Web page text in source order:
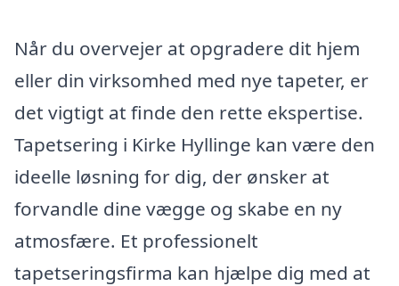
Når du overvejer at opgradere dit hjem
eller din virksomhed med nye tapeter, er
det vigtigt at finde den rette ekspertise.
Tapetsering i Kirke Hyllinge kan være den
ideelle løsning for dig, der ønsker at
forvandle dine vægge og skabe en ny
atmosfære. Et professionelt
tapetseringsfirma kan hjælpe dig med at